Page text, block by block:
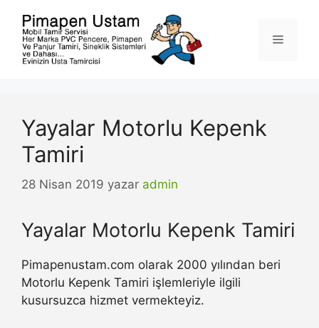
Menü
Yayalar Motorlu Kepenk
Tamiri
28 Nisan 2019 yazar admin
Yayalar Motorlu Kepenk Tamiri
Pimapenustam.com olarak 2000 yılından beri
Motorlu Kepenk Tamiri işlemleriyle ilgili
kusursuzca hizmet vermekteyiz.